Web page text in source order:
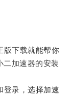
下载就能帮你
二加速器的安装
录，选择加速